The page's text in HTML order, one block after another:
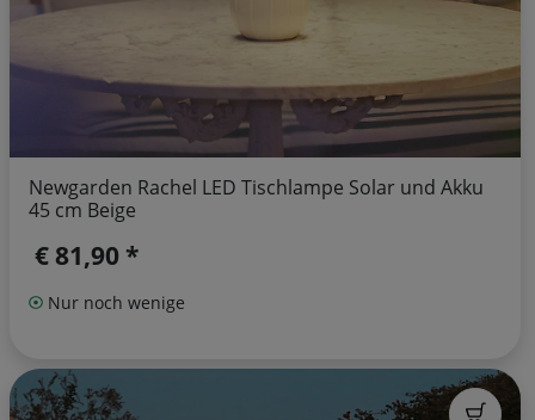
Newgarden Rachel LED Tischlampe Solar und Akku
45 cm Beige
€ 81,90 *
Nur noch wenige